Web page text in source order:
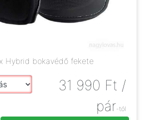
Hybrid bokavédő fekete
31 990 Ft /
pár-tól